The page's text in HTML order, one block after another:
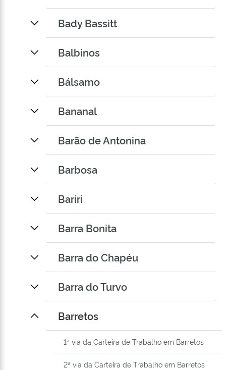
Bady Bassitt
Balbinos
Bálsamo
Bananal
Barão de Antonina
Barbosa
Bariri
Barra Bonita
Barra do Chapéu
Barra do Turvo
Barretos
1ª via da Carteira de Trabalho em Barretos
2ª via da Carteira de Trabalho em Barretos